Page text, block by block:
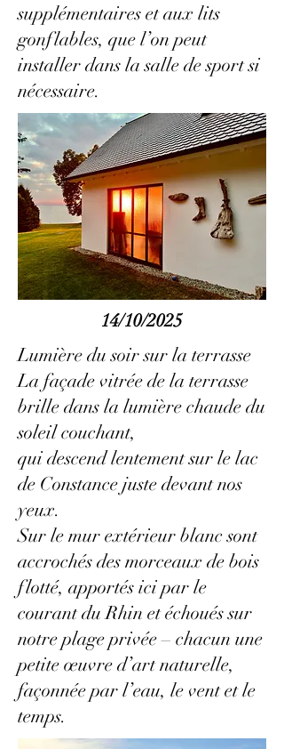
supplémentaires et aux lits
gonflables, que l’on peut
installer dans la salle de sport si
nécessaire.
14/10/2025
Lumière du soir sur la terrasse
La façade vitrée de la terrasse
brille dans la lumière chaude du
soleil couchant,
qui descend lentement sur le lac
de Constance juste devant nos
yeux.
Sur le mur extérieur blanc sont
accrochés des morceaux de bois
flotté, apportés ici par le
courant du Rhin et échoués sur
notre plage privée – chacun une
petite œuvre d’art naturelle,
façonnée par l’eau, le vent et le
temps.